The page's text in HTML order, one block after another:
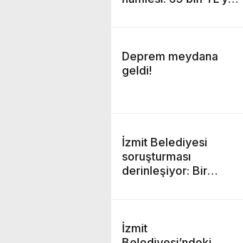
Deprem meydana
geldi!
İzmit Belediyesi
soruşturması
derinleşiyor: Bir
İzmit